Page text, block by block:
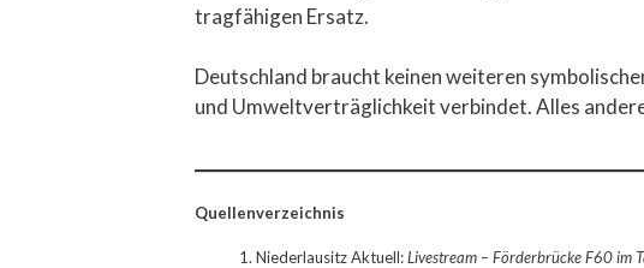
tragfähigen Ersatz.
Deutschland braucht keinen weiteren
und Umweltverträglichkeit verbindet. Alles
Quellenverzeichnis
Niederlausitz Aktuell:Livestream – Förderbrücke F60 im